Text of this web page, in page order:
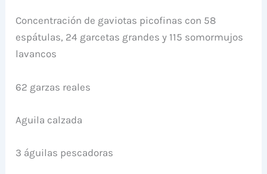
Concentración de gaviotas picofinas con 58
espátulas, 24 garcetas grandes y 115 somormujos
lavancos
62 garzas reales
Aguila calzada
3 águilas pescadoras